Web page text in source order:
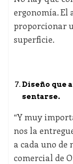
ergonomía. El
proporcionar
superficie.
Diseño que
sentarse.
“Y muy
nos la
a cada uno de
comercial de